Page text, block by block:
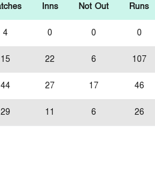
Inns Not Out Runs
4 0 0 0
15 22 6 107
44 27 17 46
29 11 6 26